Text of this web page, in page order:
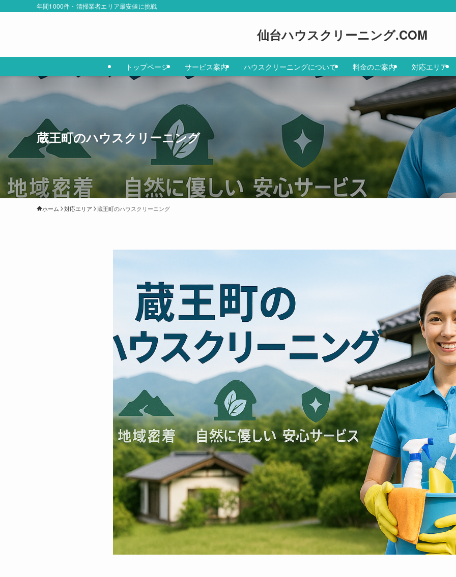
年間1000件・清掃業者エリア最安値に挑戦
仙台ハウスクリーニング.COM
トップページ サービス案内 ハウスクリーニングについて 料金のご案内 対応エリア
蔵王町のハウスクリーニング
ホーム 対応エリア 蔵王町のハウスクリーニング